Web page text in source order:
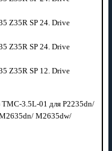
Z35R SP 24. Drive
Z35R SP 24. Drive
Z35R SP 12. Drive
3.5L-01 для P2235dn/
M2635dw/